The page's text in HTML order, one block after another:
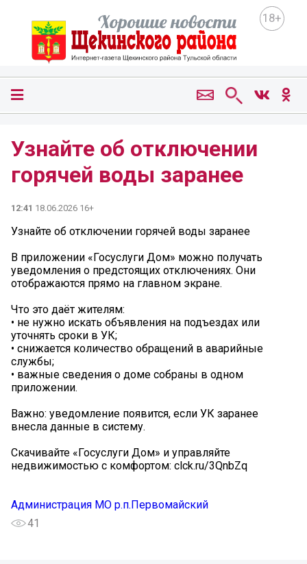
18+
Узнайте об отключении
горячей воды заранее
12:41 18.06.2026 16+
Узнайте об отключении горячей воды заранее
В приложении «Госуслуги Дом» можно получать
уведомления о предстоящих отключениях. Они
отображаются прямо на главном экране.
Что это даёт жителям:
• не нужно искать объявления на подъездах или
уточнять сроки в УК;
• снижается количество обращений в аварийные
службы;
• важные сведения о доме собраны в одном
приложении.
Важно: уведомление появится, если УК заранее
внесла данные в систему.
Скачивайте «Госуслуги Дом» и управляйте
недвижимостью с комфортом: clck.ru/3QnbZq
Администрация МО р.п.Первомайский
41